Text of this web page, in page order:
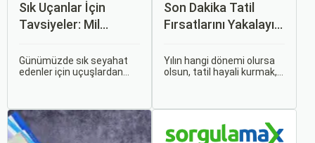
Sık Uçanlar İçin
Tavsiyeler: Mil
Günümüzde sık seyahat
edenler için uçuşlardan
puanları ve çeşitli seyahat
fırsatları giriyor.
Son Dakika Tatil
Fırsatlarını Yakalayın:
İpuçları
Yılın hangi dönemi olursa
olsun, tatil hayali kurmak,
anda bavulları toplayıp yola
çıkmak bazen zorlayıcı